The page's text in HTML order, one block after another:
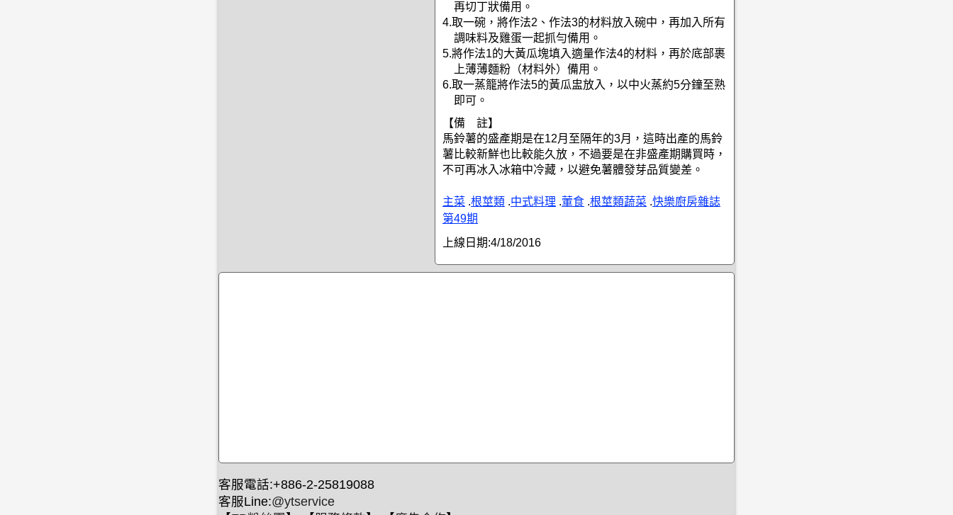
再切丁狀備用。
4.取一碗，將作法2、作法3的材料放入碗中，再加入所有
調味料及雞蛋一起抓勻備用。
5.將作法1的大黃瓜塊填入適量作法4的材料，再於底部裹
上薄薄麵粉（材料外）備用。
6.取一蒸籠將作法5的黃瓜盅放入，以中火蒸約5分鐘至熟
即可。
【備 註】
馬鈴薯的盛產期是在12月至隔年的3月，這時出產的馬鈴
薯比較新鮮也比較能久放，不過要是在非盛產期購買時，
不可再冰入冰箱中冷藏，以避免薯體發芽品質變差。
主菜 .根莖類 .中式料理 .葷食 .根莖類蔬菜 .快樂廚房雜誌
第49期
上線日期:4/18/2016
客服電話:+886-2-25819088
客服Line:@ytservice